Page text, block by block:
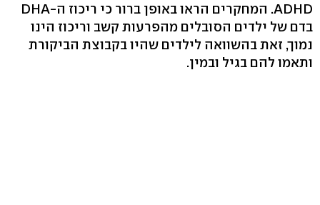
ADHD. המחקרים הראו באופן ברור כי ריכוז ה-DHA
בדם של ילדים הסובלים מהפרעות קשב וריכוז הינו
נמוך, זאת בהשוואה לילדים שהיו בקבוצת הביקורת
ותאמו להם בגיל ובמין.